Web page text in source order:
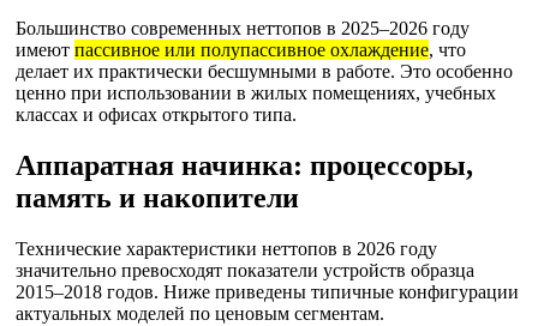
Большинство современных неттопов в 2025–2026 году
имеют пассивное или полупассивное охлаждение, что
делает их практически бесшумными в работе. Это особенно
ценно при использовании в жилых помещениях, учебных
классах и офисах открытого типа.
Аппаратная начинка: процессоры,
память и накопители
Технические характеристики неттопов в 2026 году
значительно превосходят показатели устройств образца
2015–2018 годов. Ниже приведены типичные конфигурации
актуальных моделей по ценовым сегментам.